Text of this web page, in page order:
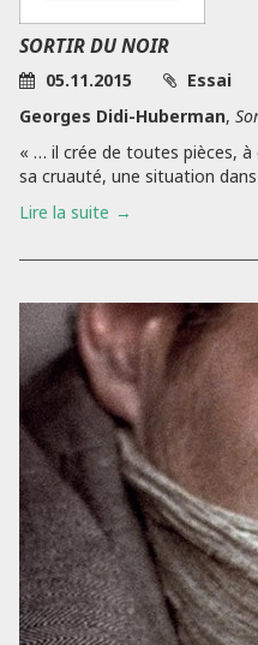
SORTIR DU NOIR
05.11.2015
Essai
Georges Didi-Huberman,
« … il crée de toutes pièces,
sa cruauté, une situation
Lire la suite